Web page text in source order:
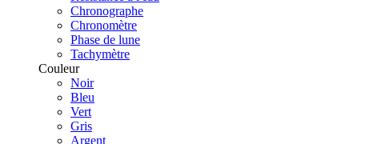
Chronographe
Chronomètre
Phase de lune
Tachymètre
Couleur
Noir
Bleu
Vert
Gris
Argent